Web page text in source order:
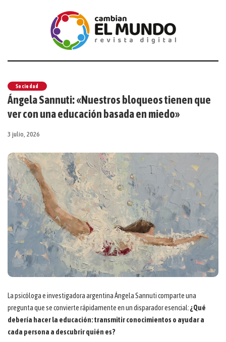
Sociedad
Ángela Sannuti: «Nuestros bloqueos tienen que
ver con una educación basada en miedo»
3 julio, 2026
La psicóloga e investigadora argentina Ángela Sannuti comparte una
pregunta que se convierte rápidamente en un disparador esencial:¿Qué
debería hacer la educación: transmitir conocimientos o ayudar a
cada persona a descubrir quién es?